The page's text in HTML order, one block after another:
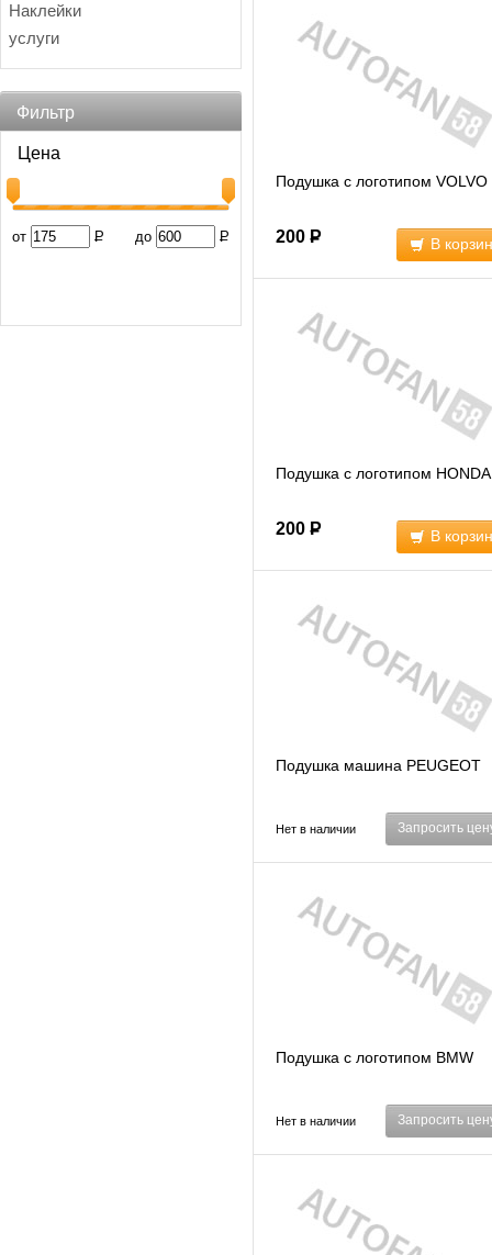
Наклейки
услуги
Фильтр
Цена
от Р до Р
Подушка с логотипом VOLVO
200 Р В
Подушка с логотипом HONDA
200 Р В
Подушка машина PEUGEOT
Нет в наличии Запросить
Подушка с логотипом BMW
Нет в наличии Запросить